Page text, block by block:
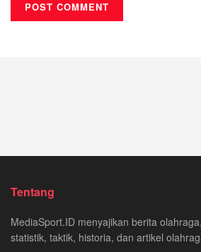
Tentang
MediaSport.ID menyajikan berita
statistik, taktik, historia, dan artikel